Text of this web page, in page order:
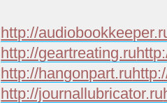
http://
http://geartreating.ru
http://hangonpart.ru
http://journallubricator.ru